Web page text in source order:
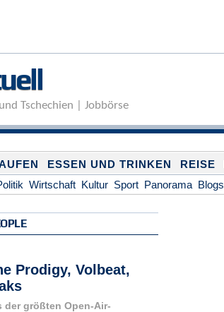
Tschechien | Jobbörse
ESSEN UND TRINKEN REISE
Wirtschaft Kultur Sport Panorama Blogs
Prodigy, Volbeat,
der größten Open-Air-